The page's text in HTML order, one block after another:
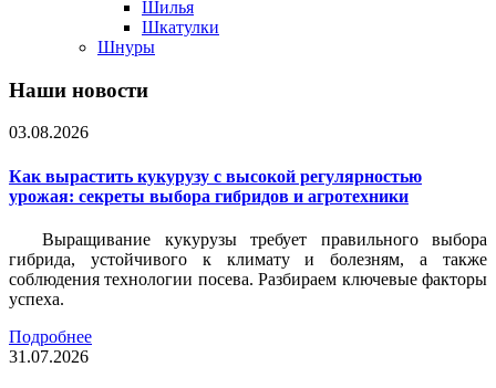
Шилья
Шкатулки
Шнуры
Наши новости
03.08.2026
Как вырастить кукурузу с высокой регулярностью
урожая: секреты выбора гибридов и агротехники
Выращивание кукурузы требует правильного выбора
гибрида, устойчивого к климату и болезням, а также
соблюдения технологии посева. Разбираем ключевые факторы
успеха.
Подробнее
31.07.2026